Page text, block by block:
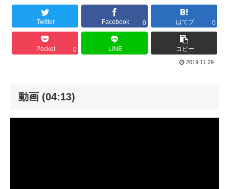
Twitter Facebook 0 はてブ 0
Pocket 0 LINE コピー
2019.11.29
動画 (04:13)